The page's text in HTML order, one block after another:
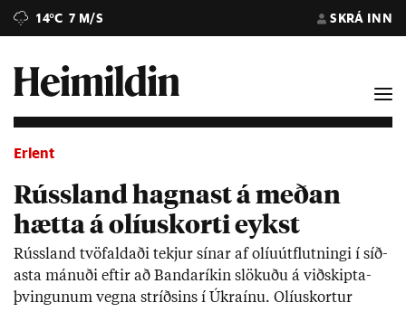
14°C 7 M/S SKRÁ INN
Erlent
Rússland hagnast á meðan
hætta á olíuskorti eykst
Rúss­land tvö­fald­aði tekj­ur sín­ar af ol­íu­út­flutn­ingi í síð­
asta mán­uði eft­ir að Banda­rík­in slök­uðu á við­skipta­
þving­un­um vegna stríðs­ins í Úkraínu. Ol­íu­skort­ur